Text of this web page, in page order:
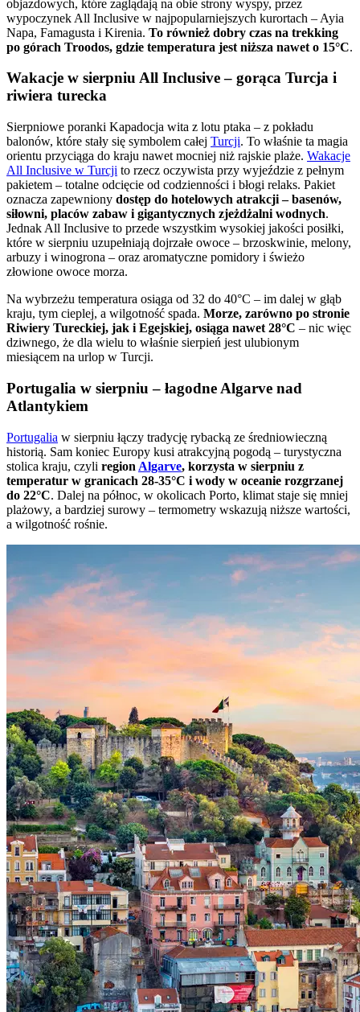
objazdowych, które zaglądają na obie strony wyspy, przez
wypoczynek All Inclusive w najpopularniejszych kurortach – Ayia
Napa, Famagusta i Kirenia. To również dobry czas na trekking
po górach Troodos, gdzie temperatura jest niższa nawet o 15°C.
Wakacje w sierpniu All Inclusive – gorąca Turcja i
riwiera turecka
Sierpniowe poranki Kapadocja wita z lotu ptaka – z pokładu
balonów, które stały się symbolem całej Turcji. To właśnie ta magia
orientu przyciąga do kraju nawet mocniej niż rajskie plaże. Wakacje
All Inclusive w Turcji to rzecz oczywista przy wyjeździe z pełnym
pakietem – totalne odcięcie od codzienności i błogi relaks. Pakiet
oznacza zapewniony dostęp do hotelowych atrakcji – basenów,
siłowni, placów zabaw i gigantycznych zjeżdżalni wodnych.
Jednak All Inclusive to przede wszystkim wysokiej jakości posiłki,
które w sierpniu uzupełniają dojrzałe owoce – brzoskwinie, melony,
arbuzy i winogrona – oraz aromatyczne pomidory i świeżo
złowione owoce morza.
Na wybrzeżu temperatura osiąga od 32 do 40°C – im dalej w głąb
kraju, tym cieplej, a wilgotność spada. Morze, zarówno po stronie
Riwiery Tureckiej, jak i Egejskiej, osiąga nawet 28°C – nic więc
dziwnego, że dla wielu to właśnie sierpień jest ulubionym
miesiącem na urlop w Turcji.
Portugalia w sierpniu – łagodne Algarve nad
Atlantykiem
Portugalia w sierpniu łączy tradycję rybacką ze średniowieczną
historią. Sam koniec Europy kusi atrakcyjną pogodą – turystyczna
stolica kraju, czyli region Algarve, korzysta w sierpniu z
temperatur w granicach 28-35°C i wody w oceanie rozgrzanej
do 22°C. Dalej na północ, w okolicach Porto, klimat staje się mniej
plażowy, a bardziej surowy – termometry wskazują niższe wartości,
a wilgotność rośnie.